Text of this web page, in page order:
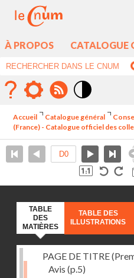
À PROPOS CATALOGUE
élévé
Accueil Catalogue général
(France) - Catalogue officiel des
TABLE
DES
MATIÈRES
TABLE DES
ILLUSTRATIONS
PAGE DE TITRE
Avis (p.5)